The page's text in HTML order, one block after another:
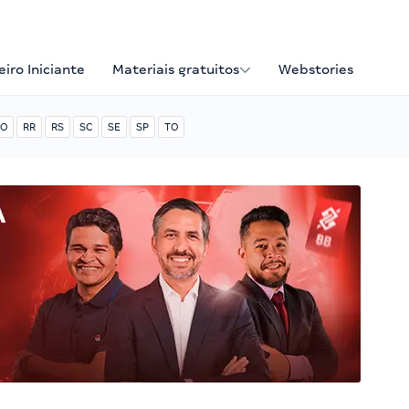
Iniciante Materiais gratuitos Webstories
RR RS SC SE SP TO